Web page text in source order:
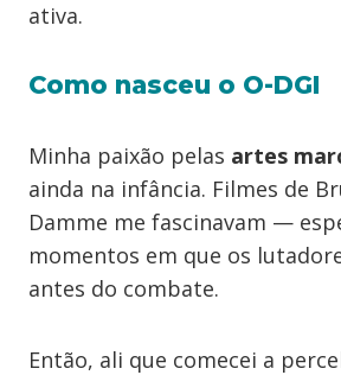
ativa.
Como nasceu o O-DGI
Minha paixão pelas artes
ainda na infância. Filmes de
Damme me fascinavam —
momentos em que os
antes do combate.
Então, ali que comecei a